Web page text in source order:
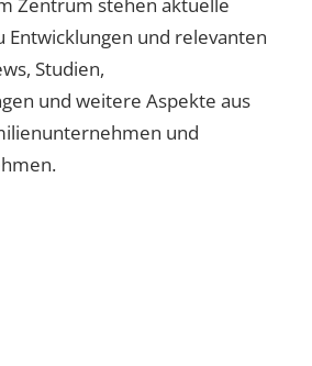
Entwicklungen und relevanten
Studien,
und weitere Aspekte aus
und